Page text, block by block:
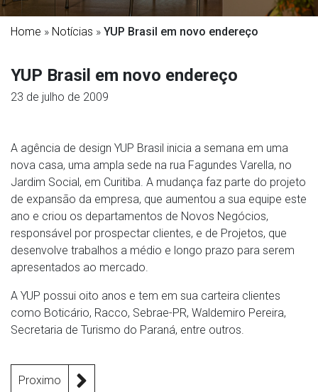
Home » Notícias » YUP Brasil em novo endereço
YUP Brasil em novo endereço
23 de julho de 2009
A agência de design YUP Brasil inicia a semana em uma
nova casa, uma ampla sede na rua Fagundes Varella, no
Jardim Social, em Curitiba. A mudança faz parte do projeto
de expansão da empresa, que aumentou a sua equipe este
ano e criou os departamentos de Novos Negócios,
responsável por prospectar clientes, e de Projetos, que
desenvolve trabalhos a médio e longo prazo para serem
apresentados ao mercado.
A YUP possui oito anos e tem em sua carteira clientes
como Boticário, Racco, Sebrae-PR, Waldemiro Pereira,
Secretaria de Turismo do Paraná, entre outros.
Proximo